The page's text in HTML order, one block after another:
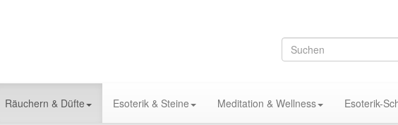
Räuchern & Düfte Esoterik & Steine Meditation & Wellness Esoterik-